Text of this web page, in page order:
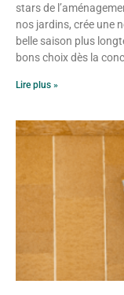
stars de
nos jardins, crée une
belle saison plus
bons choix dès la
Lire plus »